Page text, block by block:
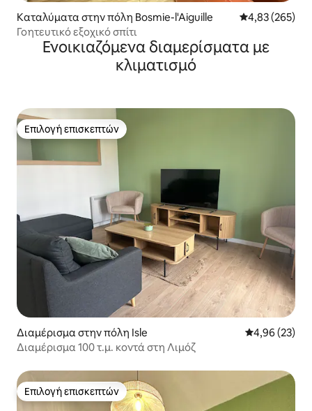
Καταλύματα στην πόλη Bosmie-l'Aiguille Μέση
4,83 (265)
Γοητευτικό εξοχικό σπίτι
Ενοικιαζόμενα διαμερίσματα με
κλιματισμό
Επιλογή επισκεπτών
Επιλογή επισκεπτών
Διαμέρισμα στην πόλη Isle Μέση
4,96 (23)
Διαμέρισμα 100 τ.μ. κοντά στη Λιμόζ
Επιλογή επισκεπτών
Επιλογή επισκεπτών